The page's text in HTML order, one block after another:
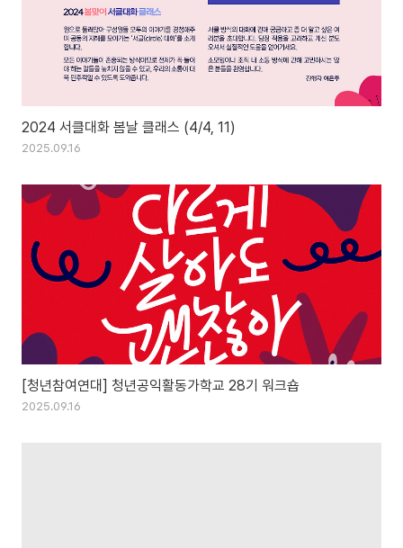
2024 서클대화 봄날 클래스 (4/4, 11)
2025.09.16
[청년참여연대] 청년공익활동가학교 28기 워크숍
2025.09.16